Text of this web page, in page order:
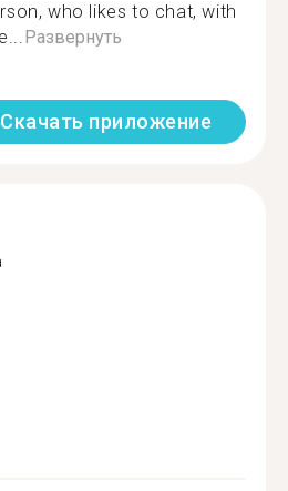
who likes to chat, with
Развернуть
Скачать приложение